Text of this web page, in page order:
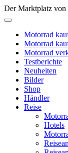
Der Marktplatz von
Motorrad
Motorrad
Motorrad
Testberichte
Neuheiten
Bilder
Shop
Händler
Reise
Hotels